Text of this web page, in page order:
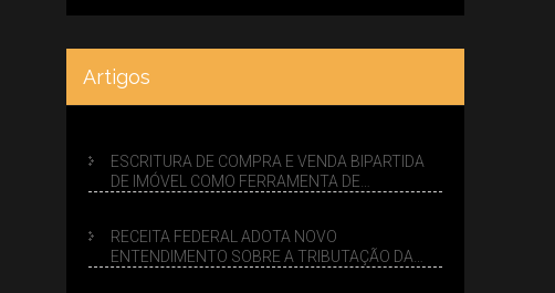
Artigos
ESCRITURA DE COMPRA E VENDA BIPARTIDA
DE IMÓVEL COMO FERRAMENTA DE
RECEITA FEDERAL ADOTA NOVO
ENTENDIMENTO SOBRE A TRIBUTAÇÃO DA